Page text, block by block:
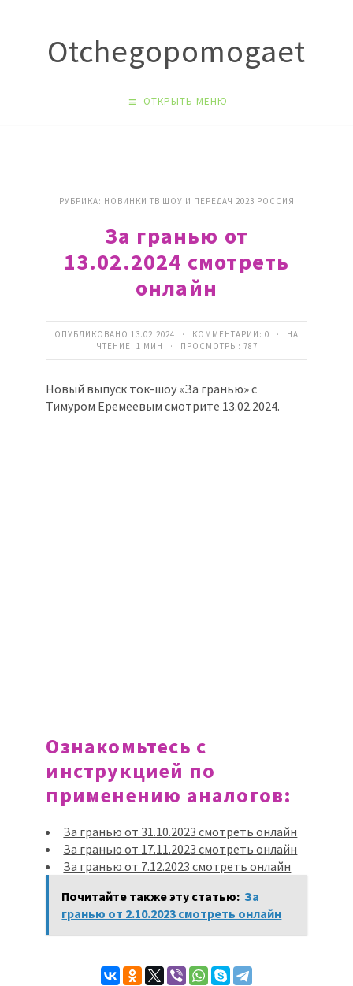
Оtchegopomogaet
ОТКРЫТЬ МЕНЮ
РУБРИКА: НОВИНКИ ТВ ШОУ И ПЕРЕДАЧ 2023 РОССИЯ
За гранью от
13.02.2024 смотреть
онлайн
ОПУБЛИКОВАНО 13.02.2024 · КОММЕНТАРИИ: 0 · НА
ЧТЕНИЕ: 1 МИН · ПРОСМОТРЫ: 787
Новый выпуск ток-шоу «За гранью» с
Тимуром Еремеевым смотрите 13.02.2024.
Ознакомьтесь с
инструкцией по
применению аналогов:
За гранью от 31.10.2023 смотреть онлайн
За гранью от 17.11.2023 смотреть онлайн
За гранью от 7.12.2023 смотреть онлайн
Почитайте также эту статью: За
гранью от 2.10.2023 смотреть онлайн